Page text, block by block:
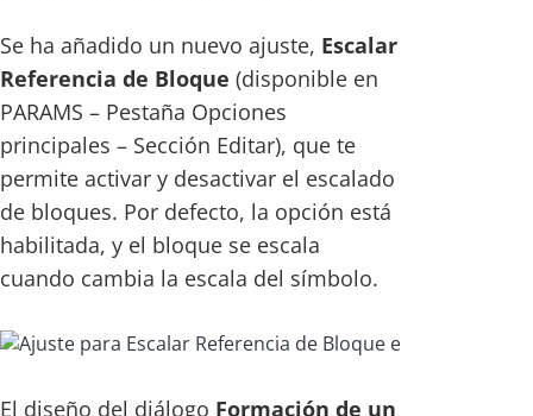
Se ha añadido un nuevo ajuste, Escalar
Referencia de Bloque (disponible en
PARAMS – Pestaña Opciones
principales – Sección Editar), que te
permite activar y desactivar el escalado
de bloques. Por defecto, la opción está
habilitada, y el bloque se escala
cuando cambia la escala del símbolo.
El diseño del diálogo Formación de un